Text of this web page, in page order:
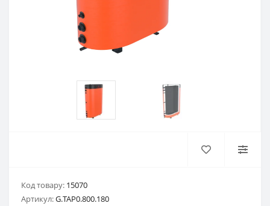
Код товару: 15070
Артикул:G.ТАP0.800.180